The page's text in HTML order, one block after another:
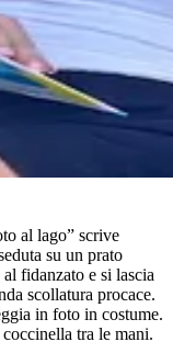
al lago” scrive
su un prato
fidanzato e si lascia
scollatura procace.
in foto in costume.
tra le mani.